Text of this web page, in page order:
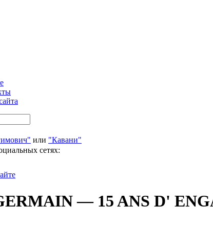
или "Кавани"
сетях:
— 15 ANS D'